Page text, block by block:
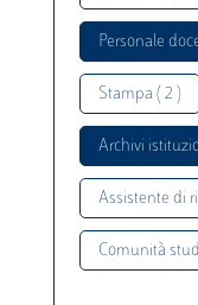
Personale
Stampa ( 2 )
Archivi
Assistente di
Comunità